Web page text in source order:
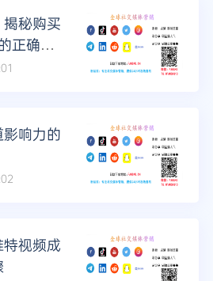
秘购买
正确打
响力的
视频成